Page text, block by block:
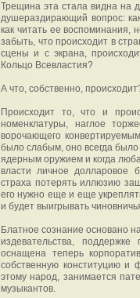
Трещина эта стала видна на
душераздирающий вопрос:
как читать ее воспоминания,
забыть, что происходит в
сцены и с экрана,
Кольцо Всевластия?
А что, собственно,
Происходит то, что и
номенклатуры, наглое
ворочающего
было слабым, оно всегда было
ядерным оружием и когда
власти личное долларовое
страха потерять иллюзию
его нужно еще и еще
и будет выигрывать
Блатное сознание основано
издевательства,
оснащена теперь
собственную конституцию и
этому народ, занимается
музыкантов.